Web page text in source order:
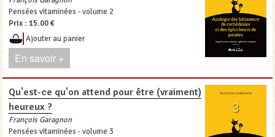
Pensées vitaminées - volume 2
Prix :15.00 €
Ajouter au panier
En savoir +
Qu'est-ce qu'on attend pour être (vraiment)
heureux ?
François Garagnon
Pensées vitaminées - volume 3